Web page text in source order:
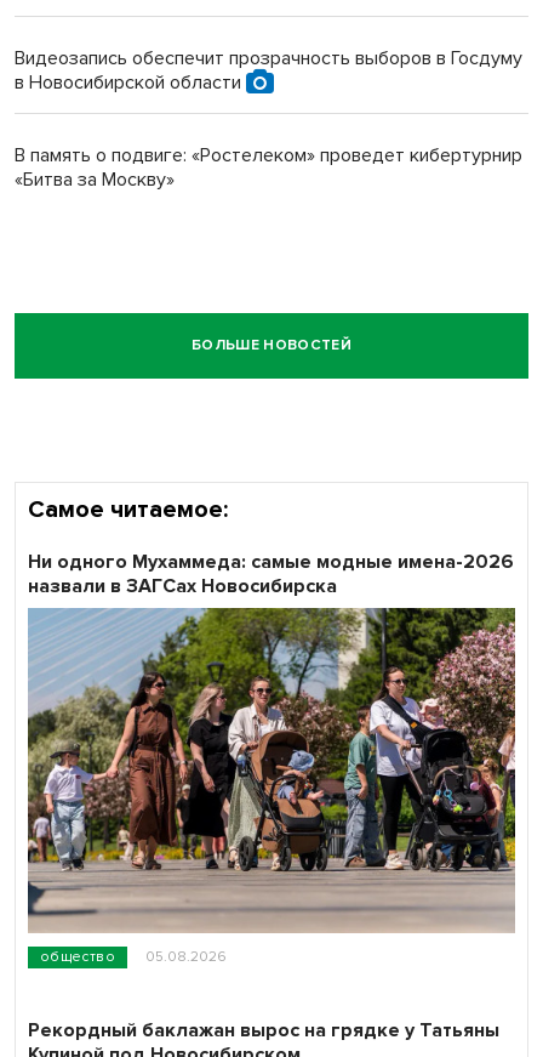
Видеозапись обеспечит прозрачность выборов в Госдуму
в Новосибирской области
В память о подвиге: «Ростелеком» проведет кибертурнир
«Битва за Москву»
БОЛЬШЕ НОВОСТЕЙ
Самое читаемое:
общество 05.08.2026
Ни одного Мухаммеда: самые модные имена-2026
назвали в ЗАГСах Новосибирска
Рекордный баклажан вырос на грядке у Татьяны